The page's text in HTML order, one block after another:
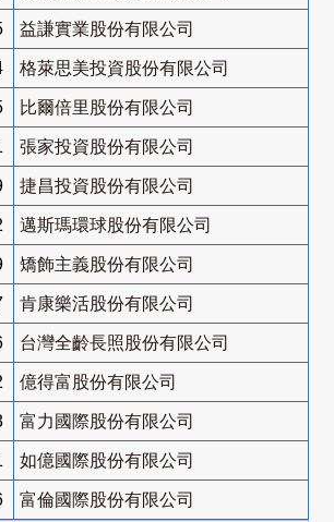
益謙實業股份有限公司
格萊思美投資股份有限公司
比爾倍里股份有限公司
張家投資股份有限公司
捷昌投資股份有限公司
邁斯瑪環球股份有限公司
矯飾主義股份有限公司
肯康樂活股份有限公司
台灣全齡長照股份有限公司
億得富股份有限公司
富力國際股份有限公司
如億國際股份有限公司
富倫國際股份有限公司